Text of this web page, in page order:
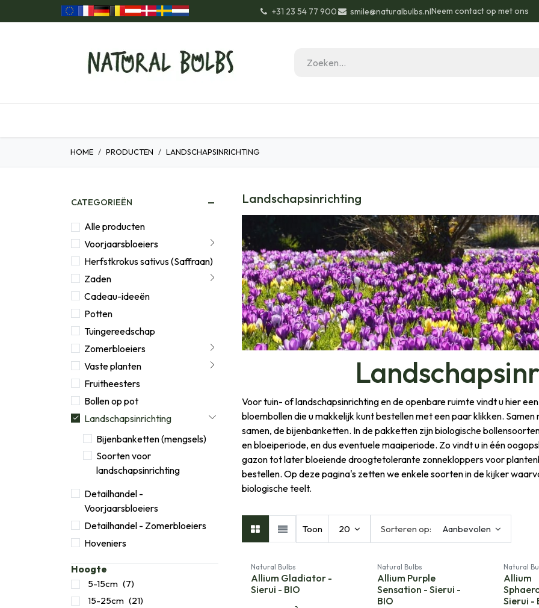
Overslaan naar inhoud +31 23 54 77 900 smile@naturalbulbs.nlNeem contact op met ons
HOME PRODUCTEN LANDSCHAPSINRICHTING
CATEGORIEËN
Alle producten
Voorjaarsbloeiers
Herfstkrokus sativus (Saffraan)
Zaden
Cadeau-ideeën
Potten
Tuingereedschap
Zomerbloeiers
Vaste planten
Fruitheesters
Bollen op pot
Landschapsinrichting
Bijenbanketten (mengsels)
Soorten voor
landschapsinrichting
Detailhandel -
Voorjaarsbloeiers
Detailhandel - Zomerbloeiers
Hoveniers
Hoogte
5-15cm (7)
15-25cm (21)
Landschapsinrichting
Voor tuin- of landschapsinrichting en de openbare ruimte vindt u hier
bloembollen die u makkelijk kunt bestellen met een paar klikken.
samen, de bijenbanketten. In de pakketten zijn biologische
en bloeiperiode, en dus eventuele maaiperiode. Zo vindt u in één
gazon tot later bloeiende droogtetolerante zonnekloppers voor
bestellen. Op deze pagina's zetten we enkele soorten in de kijker
biologische teelt.
Sorteren op: Aanbevolen
Toon 20
Natural Bulbs
Allium Gladiator -
Sierui - BIO
Natural Bulbs
Allium Purple
Sensation - Sierui -
BIO
Natural
Allium
Sierui -